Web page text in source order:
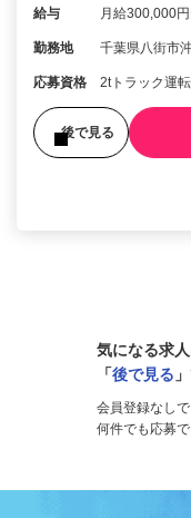
給与 月給300,000
勤務地 千葉県八街市
応募資格 2tトラック運
後で見る
気になる求
「後で見る
会員登録なしで
何件でも応募で